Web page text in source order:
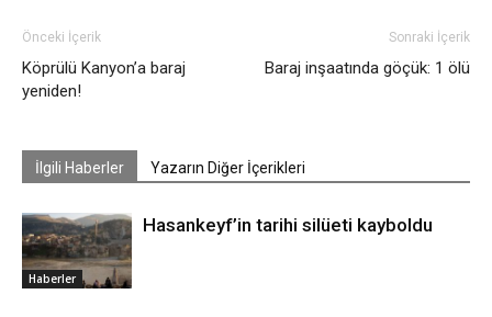
Önceki İçerik
Köprülü Kanyon’a baraj
yeniden!
Sonraki İçerik
Baraj inşaatında göçük: 1 ölü
İlgili Haberler Yazarın Diğer İçerikleri
Haberler
Hasankeyf’in tarihi silüeti kayboldu